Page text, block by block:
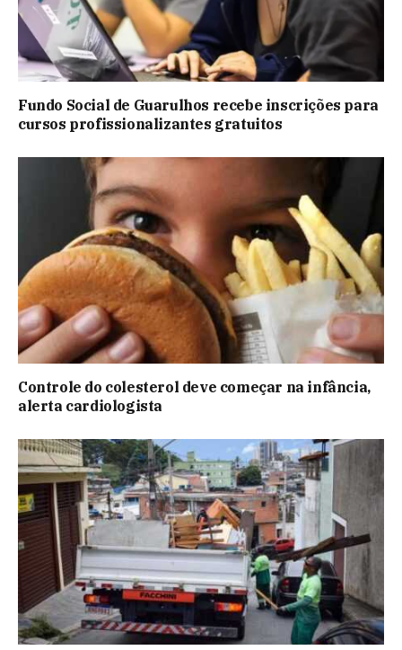
Fundo Social de Guarulhos recebe inscrições para
cursos profissionalizantes gratuitos
Controle do colesterol deve começar na infância,
alerta cardiologista